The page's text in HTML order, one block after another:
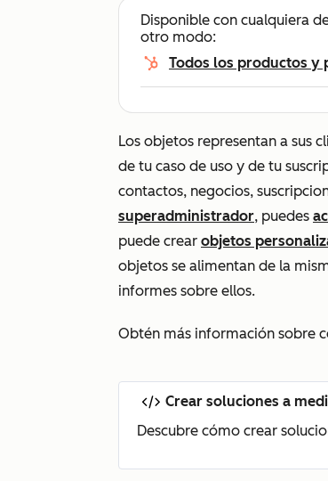
Disponible con cualquiera
otro modo:
Todos los productos y
Los objetos representan a sus
de tu caso de uso y de tu
contactos, negocios,
superadministrador, puedes
puede crear objetos
objetos se alimentan de la
informes sobre ellos.
Obtén más información sobre
Crear soluciones a
Descubre cómo crear